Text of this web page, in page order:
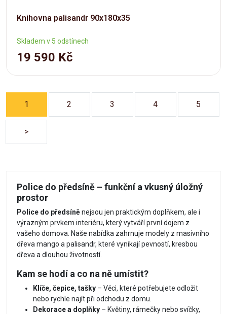
Knihovna palisandr 90x180x35
Skladem v 5 odstínech
19 590 Kč
1 2 3 4 5
>
Police do předsíně – funkční a vkusný úložný
prostor
Police do předsíněnejsou jen praktickým doplňkem, ale i
výrazným prvkem interiéru, který vytváří první dojem z
vašeho domova. Naše nabídka zahrnuje modely z masivního
dřeva mango a palisandr, které vynikají pevností, kresbou
dřeva a dlouhou životností.
Kam se hodí a co na ně umístit?
Klíče, čepice, tašky – Věci, které potřebujete odložit
nebo rychle najít při odchodu z domu.
Dekorace a doplňky – Květiny, rámečky nebo svíčky,